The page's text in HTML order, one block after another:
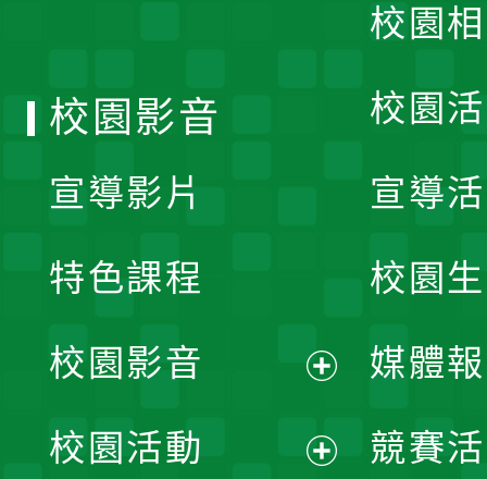
校園
校園
宣導
校園
媒體
競賽
校園影音
宣導影片
特色課程
校園影音
校園活動